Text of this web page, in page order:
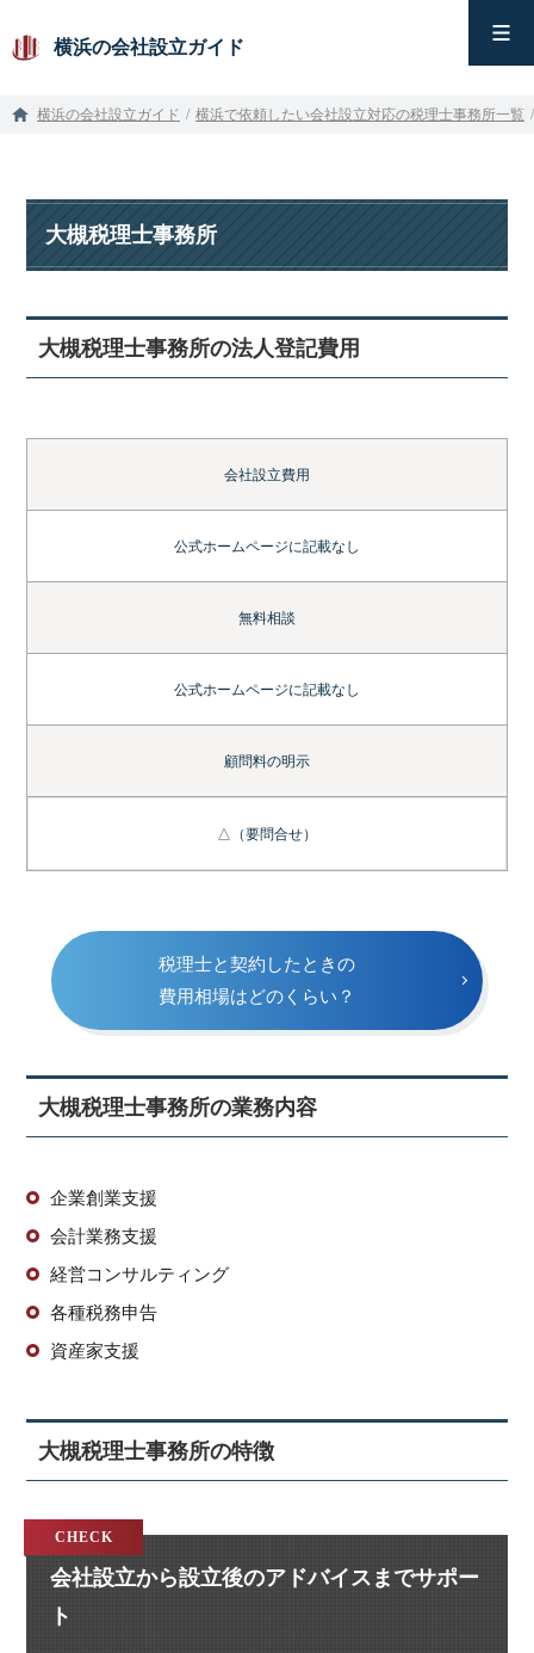
横浜の会社設立ガイド
横浜の会社設立ガイド / 横浜で依頼したい会社設立対応の税理士事務所一覧 /
大槻税理士事務所
大槻税理士事務所の法人登記費用
会社設立費用
公式ホームページに記載なし
無料相談
公式ホームページに記載なし
顧問料の明示
△（要問合せ）
税理士と契約したときの
費用相場はどのくらい？
大槻税理士事務所の業務内容
企業創業支援
会計業務支援
経営コンサルティング
各種税務申告
資産家支援
大槻税理士事務所の特徴
会社設立から設立後のアドバイスまでサポー
ト